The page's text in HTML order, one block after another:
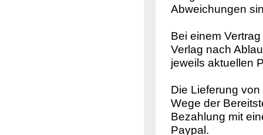
Abweichungen
Bei einem
Verlag nach
jeweils aktuellen
Die Lieferung
Wege der
Bezahlung mit
Paypal.